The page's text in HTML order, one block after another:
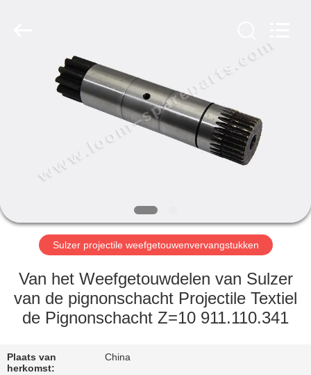
THUIS
PRODUCTEN
ONS
FABRIEKSREIS
KWALITEITSCONTROLE
CONTACTEER
Sulzer projectile weefgetouwenvervangstukken
Van het Weefgetouwdelen van Sulzer
van de pignonschacht Projectile Textiel
de Pignonschacht Z=10 911.110.341
Plaats van
herkomst:
China